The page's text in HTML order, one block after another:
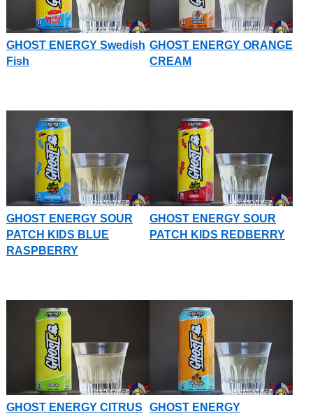
GHOST ENERGY Swedish
Fish
GHOST ENERGY ORANGE
CREAM
GHOST ENERGY SOUR
PATCH KIDS BLUE
RASPBERRY
GHOST ENERGY SOUR
PATCH KIDS REDBERRY
GHOST ENERGY CITRUS
GHOST ENERGY